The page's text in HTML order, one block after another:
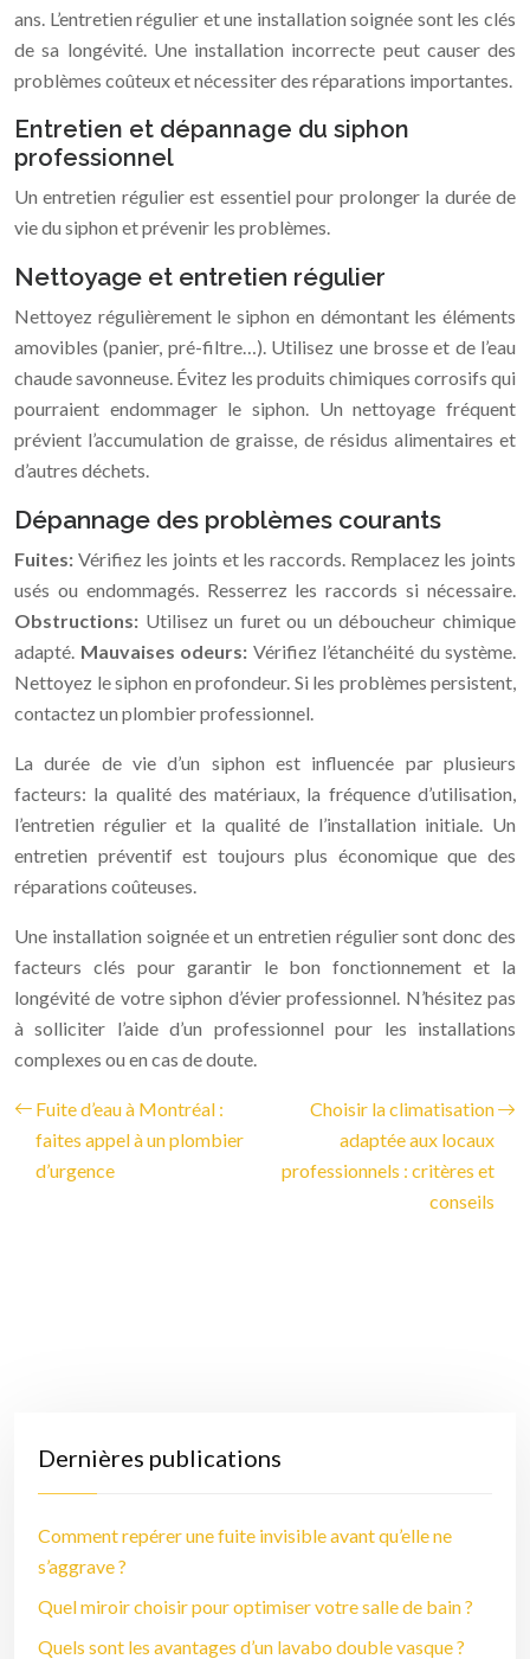
ans. L’entretien régulier et une installation soignée sont les clés
de sa longévité. Une installation incorrecte peut causer des
problèmes coûteux et nécessiter des réparations importantes.
Entretien et dépannage du siphon
professionnel
Un entretien régulier est essentiel pour prolonger la durée de
vie du siphon et prévenir les problèmes.
Nettoyage et entretien régulier
Nettoyez régulièrement le siphon en démontant les éléments
amovibles (panier, pré-filtre…). Utilisez une brosse et de l’eau
chaude savonneuse. Évitez les produits chimiques corrosifs qui
pourraient endommager le siphon. Un nettoyage fréquent
prévient l’accumulation de graisse, de résidus alimentaires et
d’autres déchets.
Dépannage des problèmes courants
Fuites: Vérifiez les joints et les raccords. Remplacez les joints
usés ou endommagés. Resserrez les raccords si nécessaire.
Obstructions: Utilisez un furet ou un déboucheur chimique
adapté. Mauvaises odeurs: Vérifiez l’étanchéité du système.
Nettoyez le siphon en profondeur. Si les problèmes persistent,
contactez un plombier professionnel.
La durée de vie d’un siphon est influencée par plusieurs
facteurs: la qualité des matériaux, la fréquence d’utilisation,
l’entretien régulier et la qualité de l’installation initiale. Un
entretien préventif est toujours plus économique que des
réparations coûteuses.
Une installation soignée et un entretien régulier sont donc des
facteurs clés pour garantir le bon fonctionnement et la
longévité de votre siphon d’évier professionnel. N’hésitez pas
à solliciter l’aide d’un professionnel pour les installations
complexes ou en cas de doute.
Fuite d’eau à Montréal :
faites appel à un plombier
d’urgence
Choisir la climatisation
adaptée aux locaux
professionnels : critères et
conseils
Dernières publications
Comment repérer une fuite invisible avant qu’elle ne
s’aggrave ?
Quel miroir choisir pour optimiser votre salle de bain ?
Quels sont les avantages d’un lavabo double vasque ?